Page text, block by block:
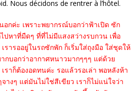
Nous décidons de rentrer à l’hôtel.
อกค่ะ เพราะพยากรณ์บอกว่าฟ้าเปิด ซัก
ปหาที่มืดๆ ที่ที่ไม่มีแสงสว่างรบกวน เพื่อ
รารออยู่ในรถซักพัก ก็เริ่มใส่ถุงมือ ใส่ชุดให้
กบอกว่าอากาศหนาวมากๆๆๆ แต่ด้วย
ราก็ต้องอดทนค่ะ รอแล้วรอเล่า พอหลังห้า
างๆ แต่มันไม่ใช่สีเขียว เราก็ไม่แน่ใจว่า